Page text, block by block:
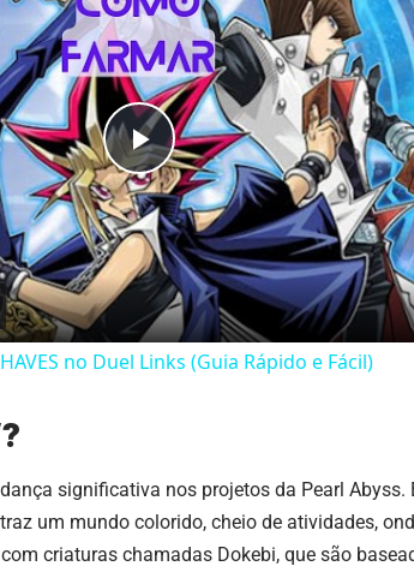
Play
Video
no Duel Links (Guia Rápido e Fácil)
significativa nos projetos da Pearl Abyss.
um mundo colorido, cheio de atividades,
criaturas chamadas Dokebi, que são